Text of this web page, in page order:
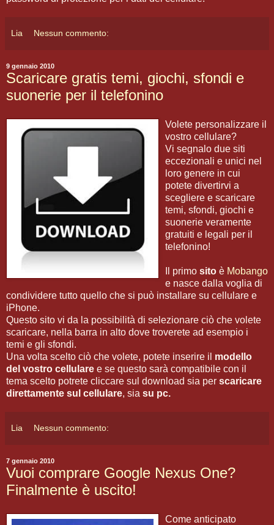
Lia Nessun commento:
9 gennaio 2010
Scaricare gratis temi, giochi, sfondi e
suonerie per il telefonino
Volete personalizzare il
vostro cellulare?
Vi segnalo due siti
eccezionali e unici nel
loro genere in cui
potete divertirvi a
scegliere e scaricare
temi, sfondi, giochi e
suonerie veramente
gratuiti e legali per il
telefonino!
Il primo sito è Mobango
e nasce dalla voglia di
condividere tutto quello che si può installare su cellulare e
iPhone.
Questo sito vi da la possibilità di selezionare ciò che volete
scaricare, nella barra in alto dove troverete ad esempio i
temi e gli sfondi.
Una volta scelto ciò che volete, potete inserire il modello
del vostro cellulare e se questo sarà compatibile con il
tema scelto potrete cliccare sul download sia per scaricare
direttamente sul cellulare, sia su pc.
Lia Nessun commento:
7 gennaio 2010
Vuoi comprare Google Nexus One?
Finalmente è uscito!
Come anticipato